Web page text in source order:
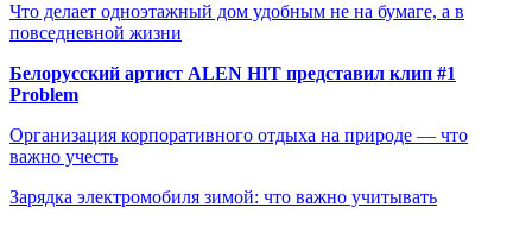
Что делает одноэтажный дом удобным не на бумаге, а в
повседневной жизни
Белорусский артист ALEN HIT представил клип #1
Problem
Организация корпоративного отдыха на природе — что
важно учесть
Зарядка электромобиля зимой: что важно учитывать